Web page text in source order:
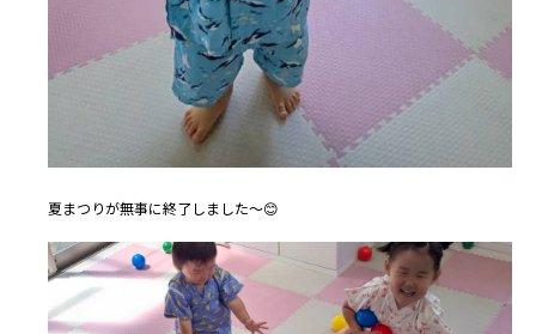
夏まつりが無事に終了しました～😊